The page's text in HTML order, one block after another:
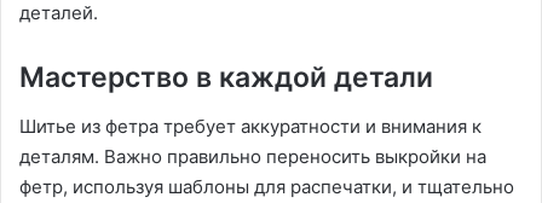
деталей.
Мастерство в каждой детали
Шитье из фетра требует аккуратности и внимания к
деталям. Важно правильно переносить выкройки на
фетр, используя шаблоны для распечатки, и тщательно